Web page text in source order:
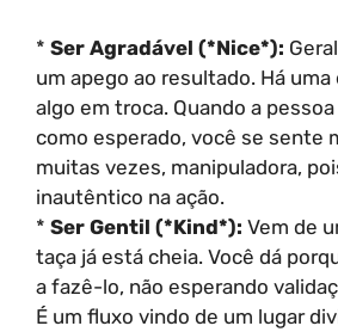
* Ser Agradável (*Nice*):
um apego ao resultado. Há
algo em troca. Quando a
como esperado, você se sente
muitas vezes, manipuladora,
inautêntico na ação.
* Ser Gentil (*Kind*): Vem de
taça já está cheia. Você dá
a fazê-lo, não esperando
É um fluxo vindo de um lugar